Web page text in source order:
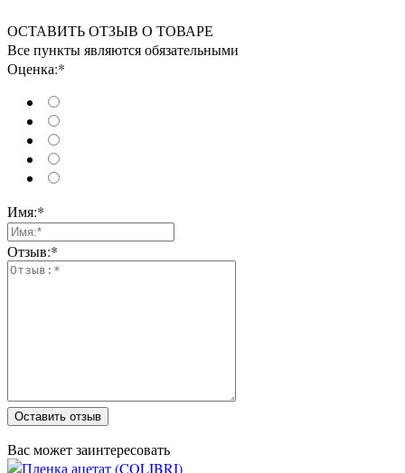
ОСТАВИТЬ ОТЗЫВ О ТОВАРЕ
Все пункты являются обязательными
Оценка:*
Имя:*
Отзыв:*
Оставить отзыв
Вас может заинтересовать